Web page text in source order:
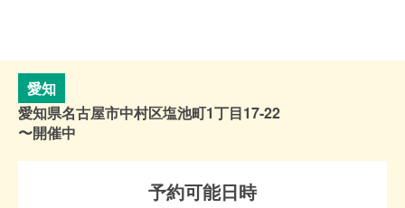
愛知
愛知県名古屋市中村区塩池町1丁目17-22
〜開催中
予約可能日時